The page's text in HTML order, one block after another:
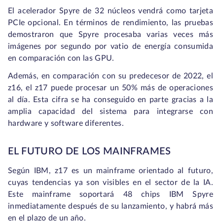
El acelerador Spyre de 32 núcleos vendrá como tarjeta
PCIe opcional. En términos de rendimiento, las pruebas
demostraron que Spyre procesaba varias veces más
imágenes por segundo por vatio de energía consumida
en comparación con las GPU.
Además, en comparación con su predecesor de 2022, el
z16, el z17 puede procesar un 50% más de operaciones
al día. Esta cifra se ha conseguido en parte gracias a la
amplia capacidad del sistema para integrarse con
hardware y software diferentes.
EL FUTURO DE LOS MAINFRAMES
Según IBM, z17 es un mainframe orientado al futuro,
cuyas tendencias ya son visibles en el sector de la IA.
Este mainframe soportará 48 chips IBM Spyre
inmediatamente después de su lanzamiento, y habrá más
en el plazo de un año.